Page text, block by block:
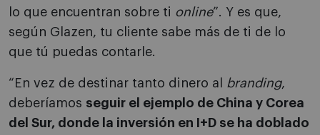
lo que encuentran sobre ti online”. Y es que,
según Glazen, tu cliente sabe más de ti de lo
que tú puedas contarle.
“En vez de destinar tanto dinero al branding,
deberíamos seguir el ejemplo de China y Corea
del Sur, donde la inversión en I+D se ha doblado